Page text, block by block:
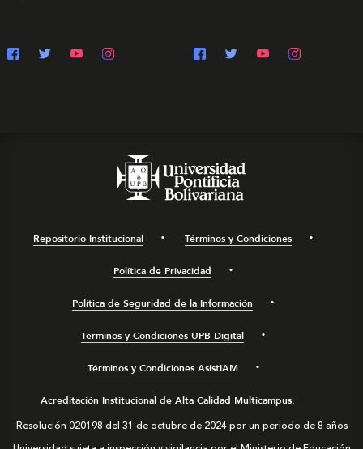
Repositorio Institucional Términos y Condiciones
Política de Privacidad
Política de Seguridad de la Información
Términos y Condiciones UPB Digital
Términos y Condiciones AsistIAM
Acreditación Institucional de Alta Calidad Multicampus.
Resolución 020198 del 31 de octubre de 2024 por un periodo de 8 años